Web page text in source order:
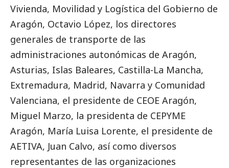
Vivienda, Movilidad y Logística del Gobierno de
Aragón, Octavio López, los directores
generales de transporte de las
administraciones autonómicas de Aragón,
Asturias, Islas Baleares, Castilla-La Mancha,
Extremadura, Madrid, Navarra y Comunidad
Valenciana, el presidente de CEOE Aragón,
Miguel Marzo, la presidenta de CEPYME
Aragón, María Luisa Lorente, el presidente de
AETIVA, Juan Calvo, así como diversos
representantes de las organizaciones